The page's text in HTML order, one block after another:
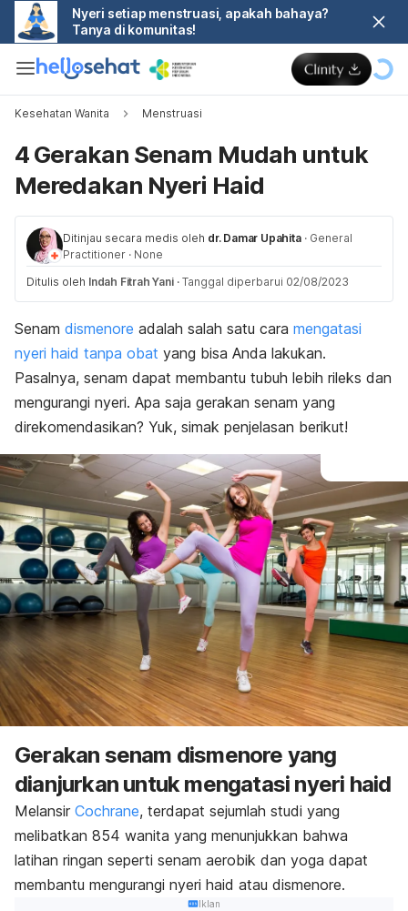
Nyeri setiap menstruasi, apakah bahaya?
Tanya di komunitas!
Kesehatan Wanita Menstruasi
4 Gerakan Senam Mudah untuk
Meredakan Nyeri Haid
Ditinjau secara medis oleh dr. Damar Upahita · General
Practitioner · None
Ditulis oleh Indah Fitrah Yani · Tanggal diperbarui 02/08/2023
Senam dismenore adalah salah satu cara mengatasi
nyeri haid tanpa obat yang bisa Anda lakukan.
Pasalnya, senam dapat membantu tubuh lebih rileks dan
mengurangi nyeri. Apa saja gerakan senam yang
direkomendasikan? Yuk, simak penjelasan berikut!
Gerakan senam dismenore yang
dianjurkan untuk mengatasi nyeri haid
Melansir Cochrane, terdapat sejumlah studi yang
melibatkan 854 wanita yang menunjukkan bahwa
latihan ringan seperti senam aerobik dan yoga dapat
membantu mengurangi nyeri haid atau dismenore.
Iklan